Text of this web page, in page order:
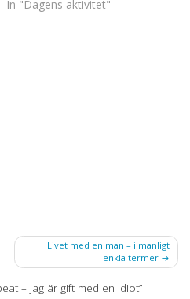
In "Dagens aktivitet"
Livet med en man – i manligt
enkla termer
– jag är gift med en idiot”